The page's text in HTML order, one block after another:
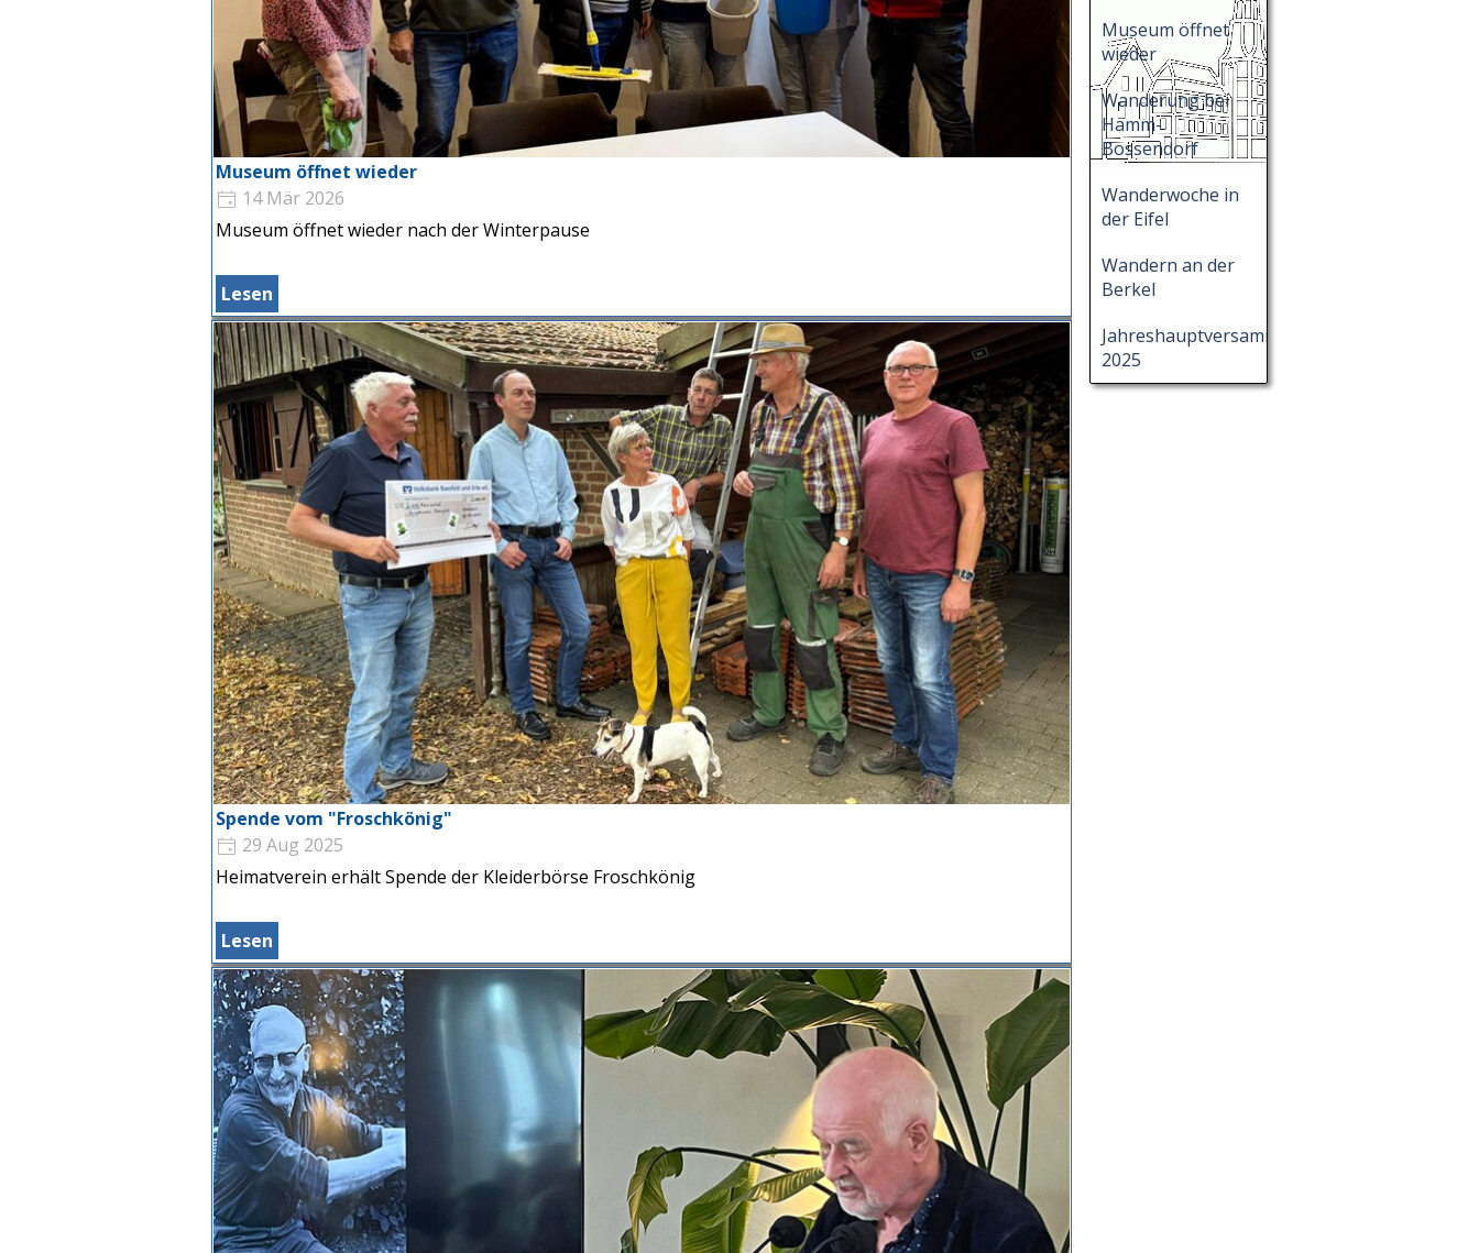
Museum öffnet wieder
14 Mär 2026
Museum öffnet wieder nach der Winterpause
Lesen
Spende vom "Froschkönig"
29 Aug 2025
Heimatverein erhält Spende der Kleiderbörse Froschkönig
Lesen
Museum öffnet
wieder
Wanderung bei
Hamm-
Bossendorf
Wanderwoche in
der Eifel
Wandern an der
Berkel
Jahreshauptversammlung
2025